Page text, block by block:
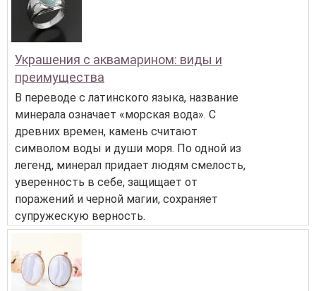
Украшения с аквамарином: виды и
преимущества
В переводе с латинского языка, название
минерала означает «морская вода». С
древних времен, камень считают
символом воды и души моря. По одной из
легенд, минерал придает людям смелость,
уверенность в себе, защищает от
поражений и черной магии, сохраняет
супружескую верность.